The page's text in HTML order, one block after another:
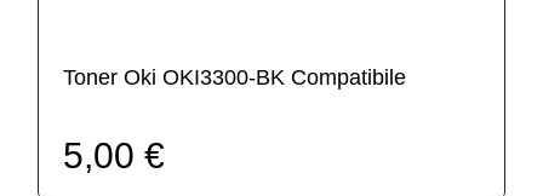
Toner Oki OKI3300-BK Compatibile
5,00 €